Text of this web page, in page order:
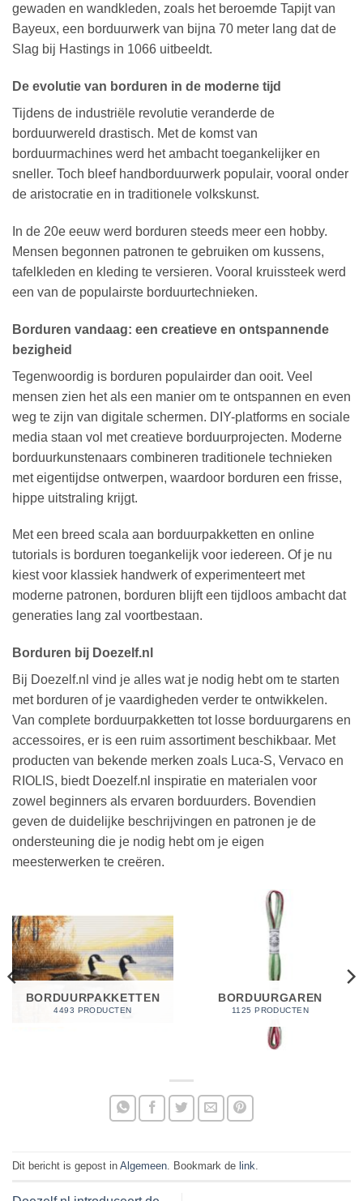
gewaden en wandkleden, zoals het beroemde Tapijt van
Bayeux, een borduurwerk van bijna 70 meter lang dat de
Slag bij Hastings in 1066 uitbeeldt.
De evolutie van borduren in de moderne tijd
Tijdens de industriële revolutie veranderde de
borduurwereld drastisch. Met de komst van
borduurmachines werd het ambacht toegankelijker en
sneller. Toch bleef handborduurwerk populair, vooral onder
de aristocratie en in traditionele volkskunst.
In de 20e eeuw werd borduren steeds meer een hobby.
Mensen begonnen patronen te gebruiken om kussens,
tafelkleden en kleding te versieren. Vooral kruissteek werd
een van de populairste borduurtechnieken.
Borduren vandaag: een creatieve en ontspannende
bezigheid
Tegenwoordig is borduren populairder dan ooit. Veel
mensen zien het als een manier om te ontspannen en even
weg te zijn van digitale schermen. DIY-platforms en sociale
media staan vol met creatieve borduurprojecten. Moderne
borduurkunstenaars combineren traditionele technieken
met eigentijdse ontwerpen, waardoor borduren een frisse,
hippe uitstraling krijgt.
Met een breed scala aan borduurpakketten en online
tutorials is borduren toegankelijk voor iedereen. Of je nu
kiest voor klassiek handwerk of experimenteert met
moderne patronen, borduren blijft een tijdloos ambacht dat
generaties lang zal voortbestaan.
Borduren bij Doezelf.nl
Bij Doezelf.nl vind je alles wat je nodig hebt om te starten
met borduren of je vaardigheden verder te ontwikkelen.
Van complete borduurpakketten tot losse borduurgarens en
accessoires, er is een ruim assortiment beschikbaar. Met
producten van bekende merken zoals Luca-S, Vervaco en
RIOLIS, biedt Doezelf.nl inspiratie en materialen voor
zowel beginners als ervaren borduurders. Bovendien
geven de duidelijke beschrijvingen en patronen je de
ondersteuning die je nodig hebt om je eigen
meesterwerken te creëren.
BORDUURPAKKETTEN
4493 PRODUCTEN
BORDUURGAREN
1125 PRODUCTEN
Dit bericht is gepost in Algemeen . Bookmark de link